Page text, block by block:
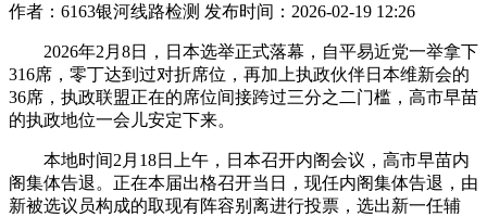
作者：6163银河线路检测 发布时间：2026-02-19 12:26
2026年2月8日，日本选举正式落幕，自平易近党一举拿下
316席，零丁达到过对折席位，再加上执政伙伴日本维新会的
36席，执政联盟正在的席位间接跨过三分之二门槛，高市早苗
的执政地位一会儿安定下来。
本地时间2月18日上午，日本召开内阁会议，高市早苗内
阁集体告退。正在本届出格召开当日，现任内阁集体告退，由
新被选议员构成的取现有阵容别离进行投票，选出新一任辅